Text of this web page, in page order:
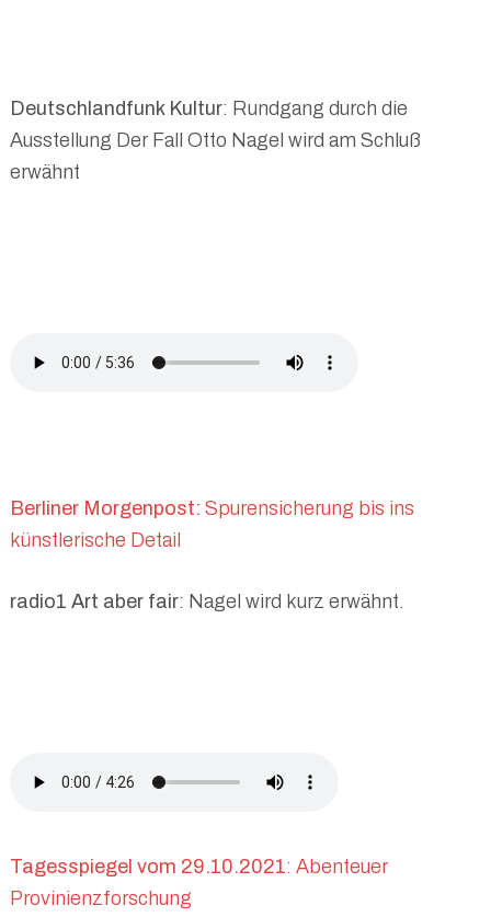
Deutschlandfunk Kultur: Rundgang durch die
Ausstellung Der Fall Otto Nagel wird am Schluß
erwähnt
Berliner Morgenpost: Spurensicherung bis ins
künstlerische Detail
radio1 Art aber fair: Nagel wird kurz erwähnt.
Tagesspiegel vom 29.10.2021: Abenteuer
Provinienzforschung